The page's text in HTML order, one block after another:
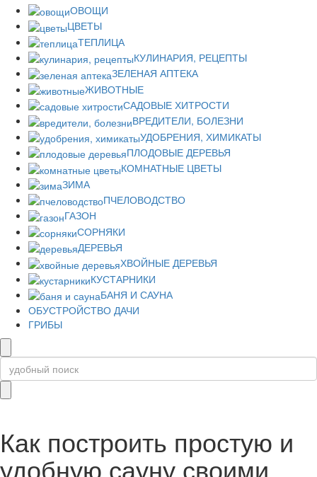
ОВОЩИ
ЦВЕТЫ
ТЕПЛИЦА
КУЛИНАРИЯ, РЕЦЕПТЫ
ЗЕЛЕНАЯ АПТЕКА
ЖИВОТНЫЕ
САДОВЫЕ ХИТРОСТИ
ВРЕДИТЕЛИ, БОЛЕЗНИ
УДОБРЕНИЯ, ХИМИКАТЫ
ПЛОДОВЫЕ ДЕРЕВЬЯ
КОМНАТНЫЕ ЦВЕТЫ
ЗИМА
ПЧЕЛОВОДСТВО
ГАЗОН
СОРНЯКИ
ДЕРЕВЬЯ
ХВОЙНЫЕ ДЕРЕВЬЯ
КУСТАРНИКИ
БАНЯ И САУНА
ОБУСТРОЙСТВО ДАЧИ
ГРИБЫ
Как построить простую и
удобную сауну своими